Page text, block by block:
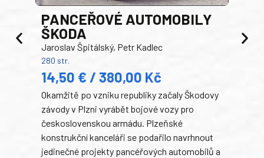
PANCEŘOVÉ AUTOMOBILY
ŠKODA
Jaroslav Špitálský, Petr Kadlec
280 str.
14,50 € / 380,00 Kč
Okamžitě po vzniku republiky začaly Škodovy
závody v Plzni vyrábět bojové vozy pro
československou armádu. Plzeňské
konstrukční kanceláři se podařilo navrhnout
jedinečné projekty pancéřových automobilů a